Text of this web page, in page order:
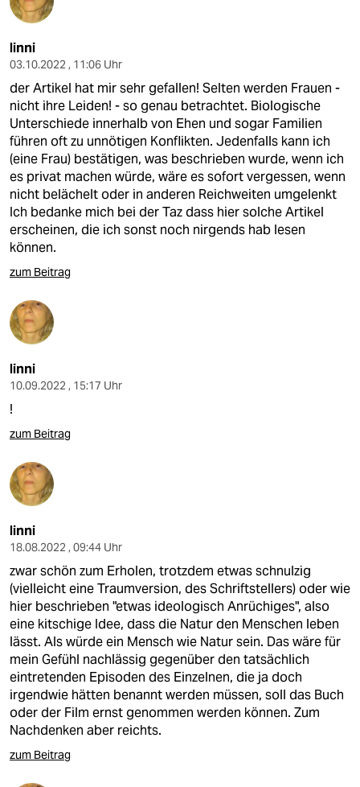
linni
03.10.2022 , 11:06 Uhr
der Artikel hat mir sehr gefallen! Selten werden Frauen -
nicht ihre Leiden! - so genau betrachtet. Biologische
Unterschiede innerhalb von Ehen und sogar Familien
führen oft zu unnötigen Konflikten. Jedenfalls kann ich
(eine Frau) bestätigen, was beschrieben wurde, wenn ich
es privat machen würde, wäre es sofort vergessen, wenn
nicht belächelt oder in anderen Reichweiten umgelenkt
Ich bedanke mich bei der Taz dass hier solche Artikel
erscheinen, die ich sonst noch nirgends hab lesen
können.
zum Beitrag
linni
10.09.2022 , 15:17 Uhr
!
zum Beitrag
linni
18.08.2022 , 09:44 Uhr
zwar schön zum Erholen, trotzdem etwas schnulzig
(vielleicht eine Traumversion, des Schriftstellers) oder wie
hier beschrieben "etwas ideologisch Anrüchiges", also
eine kitschige Idee, dass die Natur den Menschen leben
lässt. Als würde ein Mensch wie Natur sein. Das wäre für
mein Gefühl nachlässig gegenüber den tatsächlich
eintretenden Episoden des Einzelnen, die ja doch
irgendwie hätten benannt werden müssen, soll das Buch
oder der Film ernst genommen werden können. Zum
Nachdenken aber reichts.
zum Beitrag